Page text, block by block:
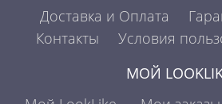
Доставка и Оплата
Контакты
Условия
МОЙ